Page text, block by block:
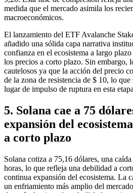
medida que el mercado asimila los
macroeconómicos.
El lanzamiento del ETF Avalanche
añadido una sólida capa narrativa
confianza en el ecosistema a largo
los precios a corto plazo. Sin embargo,
cautelosos ya que la acción del precio
de la zona de resistencia de $ 10, lo
lugar de impulso de ruptura en esta
5. Solana cae a 75
expansión del
a corto plazo
Solana cotiza a 75,16 dólares, una
horas, lo que refleja una debilidad a
continua expansión del ecosistema. La
un enfriamiento más amplio del